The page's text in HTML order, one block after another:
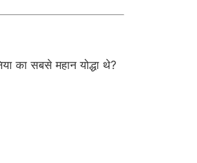
का सबसे महान योद्धा थे?